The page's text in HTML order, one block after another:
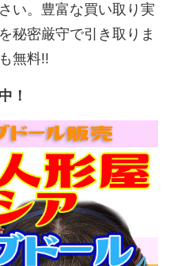
い。豊富な買い取り実
秘密厳守で引き取りま
無料!!
！